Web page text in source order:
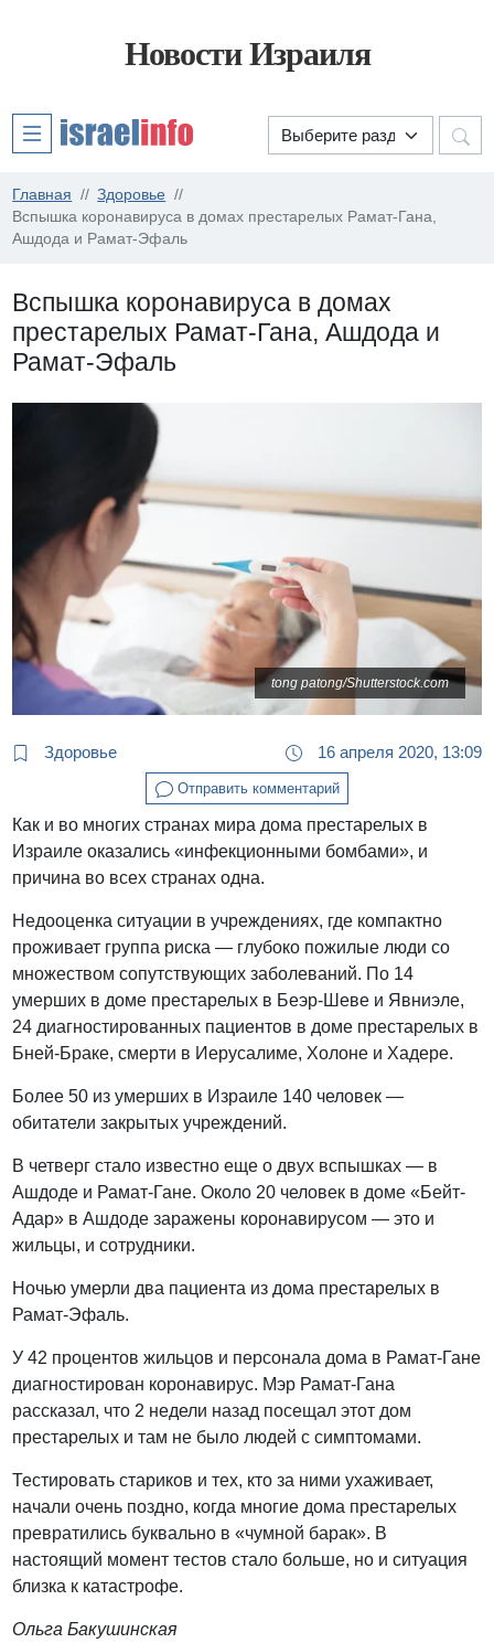
Новости Израиля
Главная
Здоровье
Вспышка коронавируса в домах престарелых Рамат-Гана,
Ашдода и Рамат-Эфаль
Вспышка коронавируса в домах
престарелых Рамат-Гана, Ашдода и
Рамат-Эфаль
tong patong/Shutterstock.com
Здоровье 16 апреля 2020, 13:09
Отправить комментарий
Как и во многих странах мира дома престарелых в
Израиле оказались «инфекционными бомбами», и
причина во всех странах одна.
Недооценка ситуации в учреждениях, где компактно
проживает группа риска — глубоко пожилые люди со
множеством сопутствующих заболеваний. По 14
умерших в доме престарелых в Беэр-Шеве и Явниэле,
24 диагностированных пациентов в доме престарелых в
Бней-Браке, смерти в Иерусалиме, Холоне и Хадере.
Более 50 из умерших в Израиле 140 человек —
обитатели закрытых учреждений.
В четверг стало известно еще о двух вспышках — в
Ашдоде и Рамат-Гане. Около 20 человек в доме «Бейт-
Адар» в Ашдоде заражены коронавирусом — это и
жильцы, и сотрудники.
Ночью умерли два пациента из дома престарелых в
Рамат-Эфаль.
У 42 процентов жильцов и персонала дома в Рамат-Гане
диагностирован коронавирус. Мэр Рамат-Гана
рассказал, что 2 недели назад посещал этот дом
престарелых и там не было людей с симптомами.
Тестировать стариков и тех, кто за ними ухаживает,
начали очень поздно, когда многие дома престарелых
превратились буквально в «чумной барак». В
настоящий момент тестов стало больше, но и ситуация
близка к катастрофе.
Ольга Бакушинская